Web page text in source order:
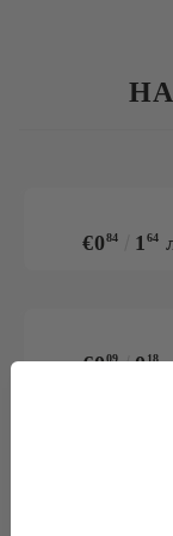
€084 1 64
€009 018